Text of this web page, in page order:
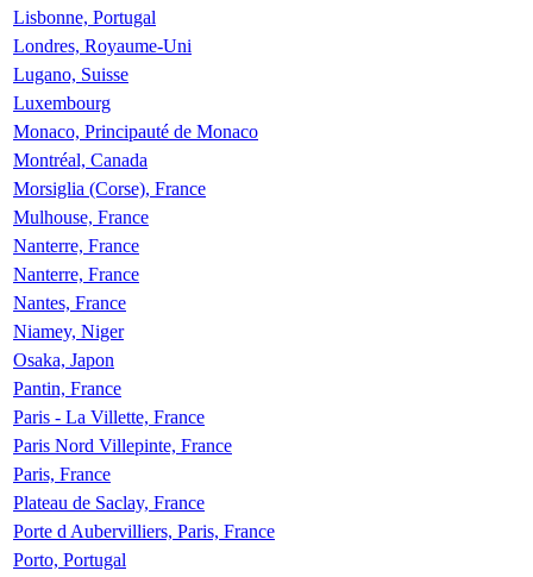
Lisbonne, Portugal
Londres, Royaume-Uni
Lugano, Suisse
Luxembourg
Monaco, Principauté de Monaco
Montréal, Canada
Morsiglia (Corse), France
Mulhouse, France
Nanterre, France
Nanterre, France
Nantes, France
Niamey, Niger
Osaka, Japon
Pantin, France
Paris - La Villette, France
Paris Nord Villepinte, France
Paris, France
Plateau de Saclay, France
Porte d Aubervilliers, Paris, France
Porto, Portugal